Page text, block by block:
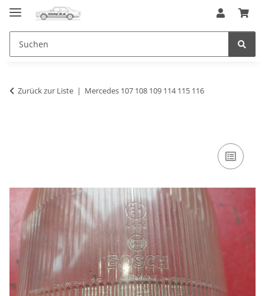
Zurück zur Liste Mercedes 107 108 109 114 115 116